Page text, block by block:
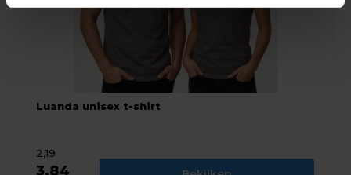
Luanda unisex t-shirt
2,19
3,84